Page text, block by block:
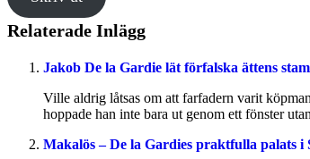
Relaterade Inlägg
Jakob De la Gardie lät förfalska ättens
Ville aldrig låtsas om att farfadern varit
hoppade han inte bara ut genom ett fönster
Makalös – De la Gardies praktfulla palats i